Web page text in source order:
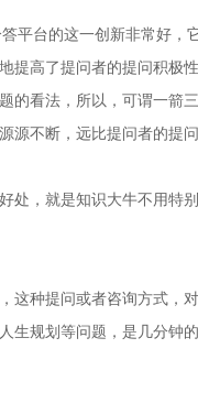
答平台的这一创新非常好
提高了提问者的提问积极
的看法，所以，可谓一箭
源不断，远比提问者的提问
处，就是知识大牛不用特
这种提问或者咨询方式，
生规划等问题，是几分钟